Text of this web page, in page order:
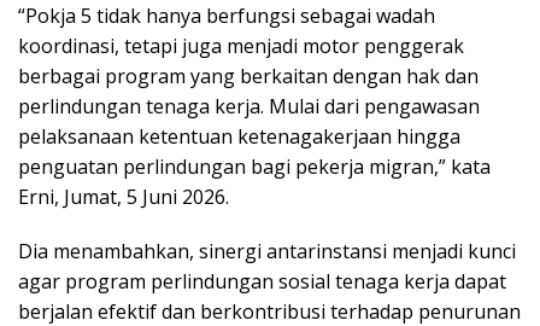
“Pokja 5 tidak hanya berfungsi sebagai wadah
koordinasi, tetapi juga menjadi motor penggerak
berbagai program yang berkaitan dengan hak dan
perlindungan tenaga kerja. Mulai dari pengawasan
pelaksanaan ketentuan ketenagakerjaan hingga
penguatan perlindungan bagi pekerja migran,” kata
Erni, Jumat, 5 Juni 2026.
Dia menambahkan, sinergi antarinstansi menjadi kunci
agar program perlindungan sosial tenaga kerja dapat
berjalan efektif dan berkontribusi terhadap penurunan